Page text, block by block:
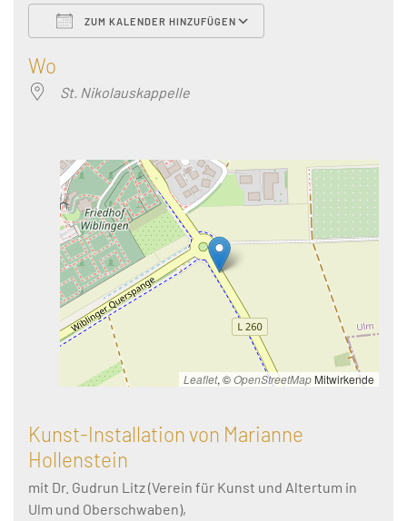
ZUM KALENDER HINZUFÜGEN
Wo
St. Nikolauskappelle
Leaflet, ©OpenStreetMap Mitwirkende
Kunst-Installation von Marianne
Hollenstein
mit Dr. Gudrun Litz (Verein für Kunst und Altertum in
Ulm und Oberschwaben),